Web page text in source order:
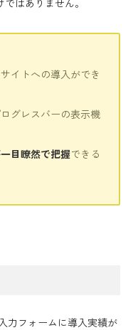
はありません。
イトへの導入ができ
ログレスバーの表示機
目瞭然で把握できる
力フォームに導入実績が